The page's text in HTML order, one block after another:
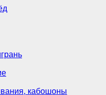
кабошоны